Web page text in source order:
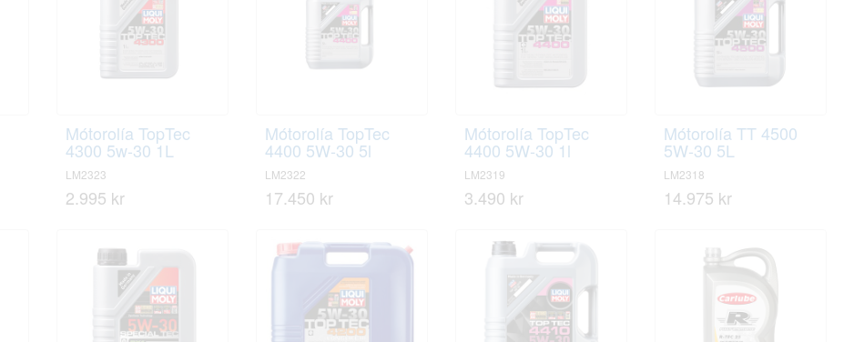
Mótorolía TopTec
4300 5w-30 1L
LM2323
2.995 kr
Mótorolía TopTec
4400 5W-30 5l
LM2322
17.450 kr
Mótorolía TopTec
4400 5W-30 1l
LM2319
3.490 kr
Mótorolía TT 4500
5W-30 5L
LM2318
14.975 kr